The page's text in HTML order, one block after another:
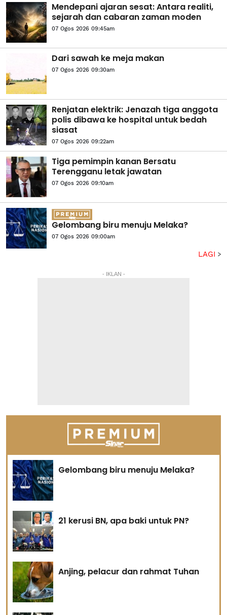
Mendepani ajaran sesat: Antara realiti,
sejarah dan cabaran zaman moden
07 Ogos 2026 09:45am
Dari sawah ke meja makan
07 Ogos 2026 09:30am
Renjatan elektrik: Jenazah tiga anggota
polis dibawa ke hospital untuk bedah
siasat
07 Ogos 2026 09:22am
Tiga pemimpin kanan Bersatu
Terengganu letak jawatan
07 Ogos 2026 09:10am
Gelombang biru menuju Melaka?
07 Ogos 2026 09:00am
LAGI
- IKLAN -
Gelombang biru menuju Melaka?
21 kerusi BN, apa baki untuk PN?
Anjing, pelacur dan rahmat Tuhan